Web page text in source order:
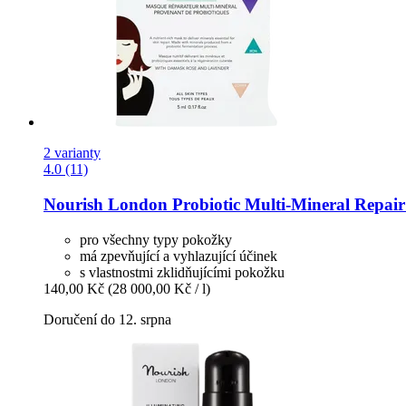
2 varianty
4.0 (11)
Nourish London Probiotic Multi-​Mineral
pro všechny typy pokožky
má zpevňující a vyhlazující účinek
s vlastnostmi zklidňujícími pokožku
140,00 Kč (28 000,00 Kč / l)
Doručení do 12. srpna